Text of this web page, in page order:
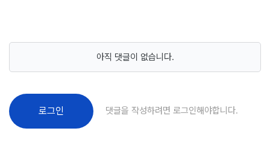
아직 댓글이 없습니다.
로그인 댓글을 작성하려면 로그인해야합니다.